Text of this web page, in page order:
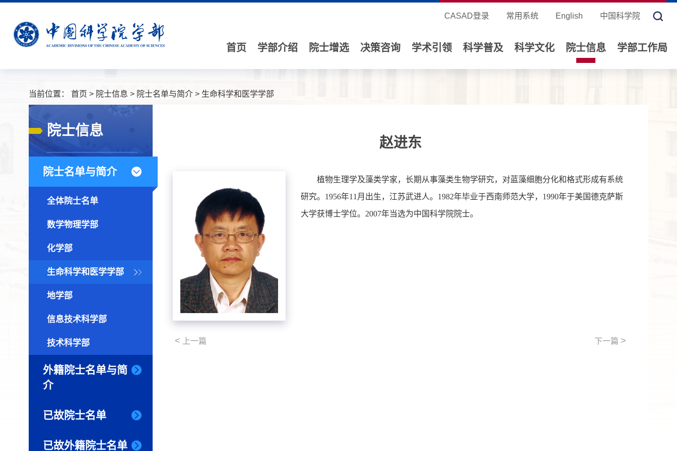
CASAD登录 常用系统 English 中国科学院
首页 学部介绍 院士增选 决策咨询 学术引领 科学普及 科学文化 院士信息 学部工作局
当前位置： 首页 > 院士信息 > 院士名单与简介 > 生命科学和医学学部
院士信息
院士名单与简介
全体院士名单
数学物理学部
化学部
生命科学和医学学部
地学部
信息技术科学部
技术科学部
外籍院士名单与简
介
已故院士名单
已故外籍院士名单
赵进东
植物生理学及藻类学家，长期从事藻类生物学研究，对蓝藻细胞分化和格式形成有系统
研究。1956年11月出生，江苏武进人。1982年毕业于西南师范大学，1990年于美国德克萨斯
大学获博士学位。2007年当选为中国科学院院士。
< 上一篇 下一篇 >